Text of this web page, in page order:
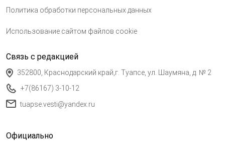
Политика обработки персональных данных
Использование сайтом файлов cookie
Связь с редакцией
352800, Краснодарский край,г. Туапсе, ул. Шаумяна, д. № 2
+7(86167) 3-10-12
tuapse.vesti@yandex.ru
Официально